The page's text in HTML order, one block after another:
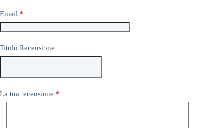
Email *
Titolo Recensione
La tua recensione *